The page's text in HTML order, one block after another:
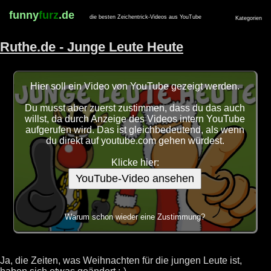
funnyfurz.de die besten Zeichentrick-Videos aus YouTube Kategorien
Ruthe.de - Junge Leute Heute
Hier soll ein Video von YouTube gezeigt werden.
Du musst aber zuerst zustimmen, dass du das auch
willst, da durch Anzeige des Videos intern YouTube
aufgerufen wird. Das ist gleichbedeutend, als wenn
du direkt auf youtube.com gehen würdest.
Klicke hier:
YouTube-Video ansehen
Warum schon wieder eine Zustimmung?
Ja, die Zeiten, was Weihnachten für die jungen Leute ist,